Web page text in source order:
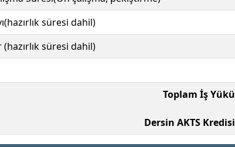
süresi dahil)
süresi dahil)
Toplam İş Yükü
Dersin AKTS Kredisi